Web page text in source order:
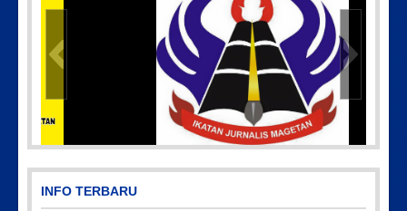
IMG-20191006-WA0043
INFO TERBARU